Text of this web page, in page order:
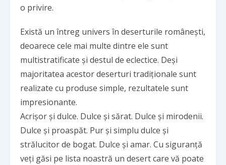
o privire.
Există un întreg univers în deserturile românești,
deoarece cele mai multe dintre ele sunt
multistratificate și destul de eclectice. Deși
majoritatea acestor deserturi tradiționale sunt
realizate cu produse simple, rezultatele sunt
impresionante.
Acrișor și dulce. Dulce și sărat. Dulce și mirodenii.
Dulce și proaspăt. Pur și simplu dulce și
strălucitor de bogat. Dulce și amar. Cu siguranță
veți găsi pe lista noastră un desert care vă poate